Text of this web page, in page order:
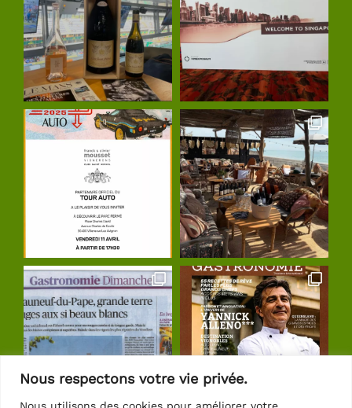
Nous respectons votre vie privée.
Nous utilisons des cookies pour améliorer votre